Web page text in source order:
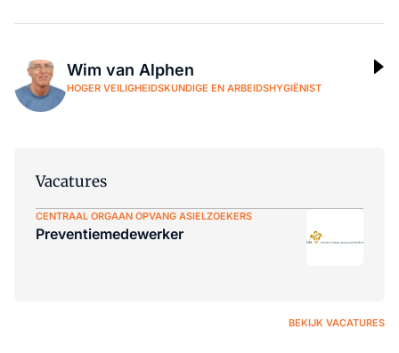
Wim van Alphen
HOGER VEILIGHEIDSKUNDIGE EN ARBEIDSHYGIËNIST
Vacatures
CENTRAAL ORGAAN OPVANG ASIELZOEKERS
Preventiemedewerker
BEKIJK VACATURES